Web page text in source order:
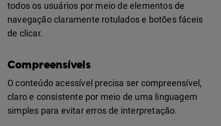
todos os usuários por meio de elementos de
navegação claramente rotulados e botões fáceis
de clicar.
Compreensíveis
O conteúdo acessível precisa ser compreensível,
claro e consistente por meio de uma linguagem
simples para evitar erros de interpretação.